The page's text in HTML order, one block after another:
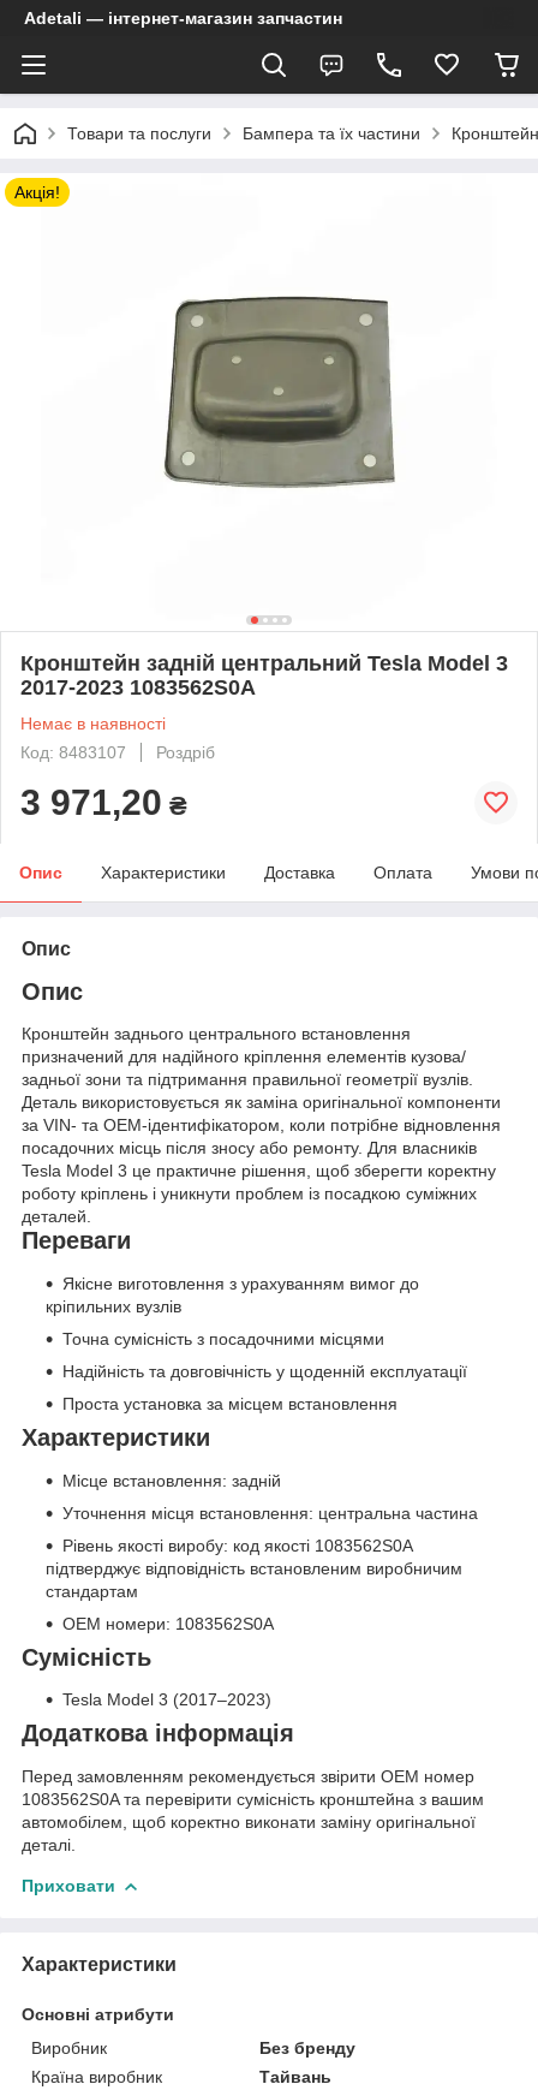
Adetali — інтернет-магазин запчастин
Товари та послуги Бампера та їх частини
Акція!
Кронштейн задній центральний Tesla Model 3
2017-2023 1083562S0A
Немає в наявності
Код: 8483107
Роздріб
3 971,20 ₴
Опис Характеристики Доставка Оплата Умови
Опис
Опис
Кронштейн заднього центрального встановлення
призначений для надійного кріплення елементів кузова/
задньої зони та підтримання правильної геометрії вузлів.
Деталь використовується як заміна оригінальної компоненти
за VIN- та OEM-ідентифікатором, коли потрібне відновлення
посадочних місць після зносу або ремонту. Для власників
Tesla Model 3 це практичне рішення, щоб зберегти коректну
роботу кріплень і уникнути проблем із посадкою суміжних
деталей.
Переваги
Якісне виготовлення з урахуванням вимог до
кріпильних вузлів
Точна сумісність з посадочними місцями
Надійність та довговічність у щоденній експлуатації
Проста установка за місцем встановлення
Характеристики
Місце встановлення: задній
Уточнення місця встановлення: центральна частина
Рівень якості виробу: код якості 1083562S0A
підтверджує відповідність встановленим виробничим
стандартам
OEM номери: 1083562S0A
Сумісність
Tesla Model 3 (2017–2023)
Додаткова інформація
Перед замовленням рекомендується звірити OEM номер
1083562S0A та перевірити сумісність кронштейна з вашим
автомобілем, щоб коректно виконати заміну оригінальної
деталі.
Приховати
Характеристики
Основні атрибути
Виробник
Без бренду
Країна виробник
Тайвань